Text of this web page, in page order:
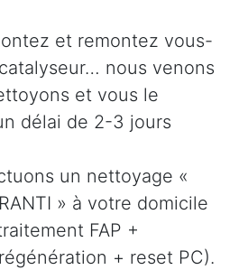
et remontez vous-
nous venons
et vous le
délai de 2-3 jours
un nettoyage «
» à votre domicile
FAP +
+ reset PC).